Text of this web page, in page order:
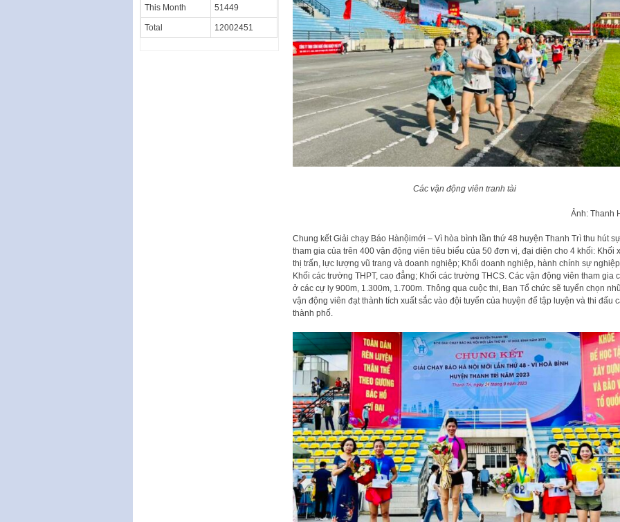
Các vận động viên tranh tài
Ảnh: Thanh
Chung kết Giải chạy Báo Hànộimới – Vì hòa bình lần thứ 48 huyện Thanh Trì thu hút sự
tham gia của trên 400 vận động viên tiêu biểu của 50 đơn vị, đại diện cho 4 khối: Khối
thị trấn, lực lượng vũ trang và doanh nghiệp; Khối doanh nghiệp, hành chính sự
Khối các trường THPT, cao đẳng; Khối các trường THCS. Các vận động viên tham gia
ở các cự ly 900m, 1.300m, 1.700m. Thông qua cuộc thi, Ban Tổ chức sẽ tuyển chọn
vận động viên đạt thành tích xuất sắc vào đội tuyển của huyện để tập luyện và thi đấu
thành phố.
This Month 51449
Total 12002451